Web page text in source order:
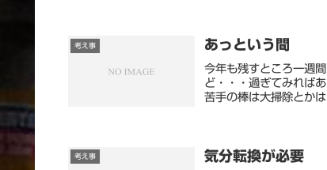
考え事 あっという間
今年も残すところ一週
ど・・・過ぎてみれば
苦手の棒は大掃除とか
考え事 気分転換が必要